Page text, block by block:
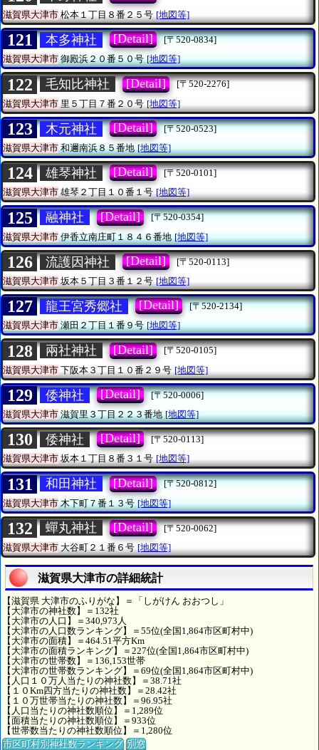
滋賀県大津市松本１丁目８番２５号 [地図等]
121 本多神社 [Detail]
[〒520-0834]
滋賀県大津市御殿浜２０番５０号 [地図等]
122 毛知比神社 [Detail]
[〒520-2276]
滋賀県大津市 里５丁目７番２０号 [地図等]
123 木元神社 [Detail]
[〒520-0523]
滋賀県大津市和邇南浜８５番地 [地図等]
124 雄琴神社 [Detail]
[〒520-0101]
滋賀県大津市雄琴２丁目１０番１号 [地図等]
125 融神社 [Detail]
[〒520-0354]
滋賀県大津市伊香立南庄町１８４６番地 [地図等]
126 流護因神社 [Detail]
[〒520-0113]
滋賀県大津市坂本５丁目３番１２号 [地図等]
127 龍王宮秀郷社 [Detail]
[〒520-2134]
滋賀県大津市瀬田２丁目１番９号 [地図等]
128 兩社神社 [Detail]
[〒520-0105]
滋賀県大津市 下阪本３丁目１０番２９号 [地図等]
129 倭神社 [Detail]
[〒520-0006]
滋賀県大津市滋賀里３丁目２２３番地 [地図等]
130 倭神社 [Detail]
[〒520-0113]
滋賀県大津市坂本１丁目８番３１号 [地図等]
131 和田神社 [Detail]
[〒520-0812]
滋賀県大津市木下町７番１３号 [地図等]
132 蟬丸神社 [Detail]
[〒520-0062]
滋賀県大津市 大谷町２１番６号 [地図等]
滋賀県大津市の詳細統計
【滋賀県 大津市のふりがな】＝「しがけん おおつし」
【大津市の神社数】＝132社
【大津市の人口】＝340,973人
【大津市の人口数ランキング】＝55位(全国1,864市区町村中)
【大津市の面積】＝464.51平方Km
【大津市の面積ランキング】＝227位(全国1,864市区町村中)
【大津市の世帯数】＝136,153世帯
【大津市の世帯数ランキング】＝69位(全国1,864市区町村中)
【人口１０万人当たりの神社数】＝38.71社
【１０Km四方当たりの神社数】＝28.42社
【１０万世帯当たりの神社数】＝96.95社
【人口当たりの神社数順位】＝1,289位
【面積当たりの神社数順位】＝933位
【世帯数当たりの神社数順位】＝1,280位
市区町村別神社数ランキング 別窓